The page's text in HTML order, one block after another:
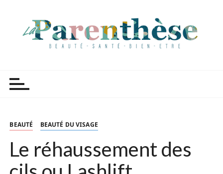
BEAUTÉ BEAUTÉ DU VISAGE
Le réhaussement des